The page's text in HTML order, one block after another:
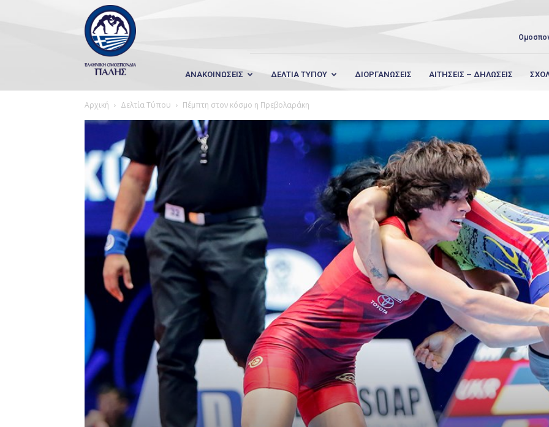
Wrestling
Hellas
ΑΝΑΚΟΙΝΩΣΕΙΣ ΔΕΛΤΙΑ ΤΥΠΟΥ ΔΙΟΡΓΑΝΩΣΕΙΣ ΑΙΤΗΣΕΙΣ – ΔΗΛΩΣΕΙΣ
Αρχική Δελτία Τύπου Πέμπτη στον κόσμο η Πρεβολαράκη